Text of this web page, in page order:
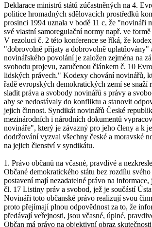
Deklarace ministrů států zúčastněných na 4.
politice hromadných sdělovacích prostředků
prosinci 1994 uznala v bodě 11 c, že "novináři
své vlastní samoregulační normy např. ve
V rezoluci č. 2 této konference se říká, že
"dobrovolně přijaty a dobrovolně uplatňovány"
novinářského povolání je založen zejména na
svobodu projevu, zaručenou článkem č. 10
lidských právech." Kodexy chování novinářů,
řadě evropských demokratických zemí se snaží
sladit práva a svobody novinářů s právy a
aby se nedostávaly do konfliktu a stanovit
jejich činnost. Syndikát novinářů České
mezinárodních i národních dokumentů
novináře", který je závazný pro jeho členy a k
dodržování vyzval všechny české a moravské
na jejich členství v syndikátu.
1. Právo občanů na včasné, pravdivé a
Občané demokratického státu bez rozdílu
postavení mají nezadatelné právo na
čl. 17 Listiny práv a svobod, jež je součástí
Novináři toto občanské právo realizují svou
proto přejímají plnou odpovědnost za to, že
předávají veřejnosti, jsou včasné, úplné,
Občan má právo na objektivní obraz